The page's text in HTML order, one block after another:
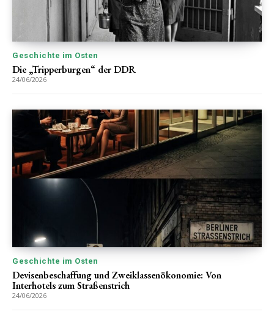
Geschichte im Osten
Die „Tripperburgen“ der DDR
24/06/2026
Geschichte im Osten
Devisenbeschaffung und Zweiklassenökonomie: Von
Interhotels zum Straßenstrich
24/06/2026